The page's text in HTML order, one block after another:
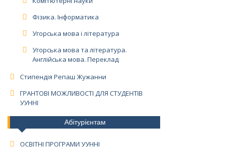
Фізика. Інформатика
Угорська мова і література
Угорська мова та література.
Англійська мова. Переклад
Стипендія Репаш Жужанни
ГРАНТОВІ МОЖЛИВОСТІ ДЛЯ СТУДЕНТІВ
УУННІ
Абітурієнтам
ОСВІТНІ ПРОГРАМИ УУННІ